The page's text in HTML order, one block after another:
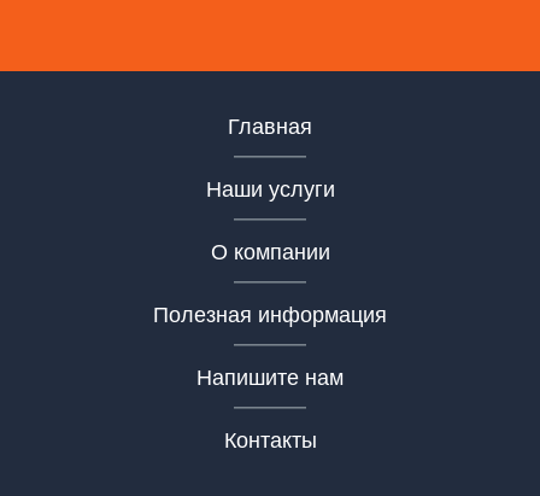
Главная
Наши услуги
О компании
Полезная информация
Напишите нам
Контакты